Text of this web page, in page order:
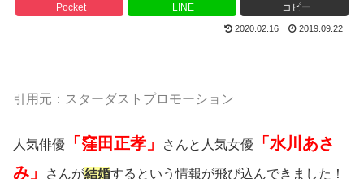
Pocket LINE コピー
2020.02.16 2019.09.22
引用元：スターダストプロモーション
人気俳優 「窪田正孝」 さんと人気女優
「水川あさ
み」
さんが結婚するという情報が飛び込んできました！